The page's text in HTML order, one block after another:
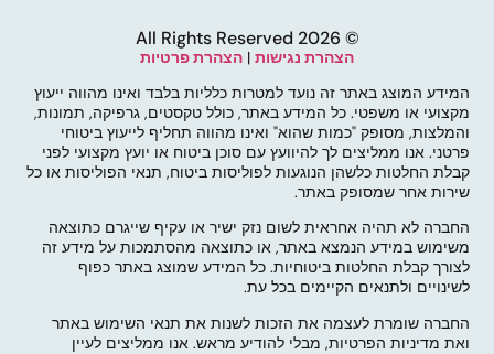
© 2026 All Rights Reserved
הצהרת נגישות | הצהרת פרטיות
המידע המוצג באתר זה נועד למטרות כלליות בלבד ואינו מהווה ייעוץ
מקצועי או משפטי. כל המידע באתר, כולל טקסטים, גרפיקה, תמונות,
והמלצות, מסופק "כמות שהוא" ואינו מהווה תחליף לייעוץ ביטוחי
פרטני. אנו ממליצים לך להיוועץ עם סוכן ביטוח או יועץ מקצועי לפני
קבלת החלטות כלשהן הנוגעות לפוליסות ביטוח, תנאי הפוליסות או כל
שירות אחר שמסופק באתר.
החברה לא תהיה אחראית לשום נזק ישיר או עקיף שייגרם כתוצאה
משימוש במידע הנמצא באתר, או כתוצאה מהסתמכות על מידע זה
לצורך קבלת החלטות ביטוחיות. כל המידע שמוצג באתר כפוף
לשינויים ולתנאים הקיימים בכל עת.
החברה שומרת לעצמה את הזכות לשנות את תנאי השימוש באתר
ואת מדיניות הפרטיות, מבלי להודיע מראש. אנו ממליצים לעיין